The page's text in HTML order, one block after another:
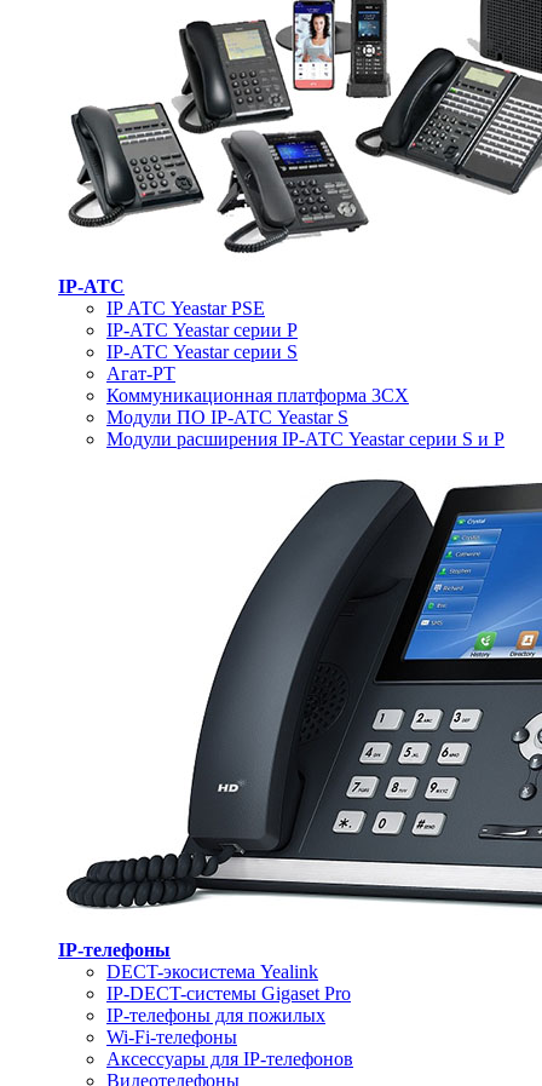
IP-АТС
IP АТС Yeastar PSE
IP-АТС Yeastar серии P
IP-АТС Yeastar серии S
Агат-РТ
Коммуникационная платформа 3CX
Модули ПО IP-АТС Yeastar S
Модули расширения IP-АТС Yeastar серии S и P
IP-телефоны
DECT-экосистема Yealink
IP-DECT-системы Gigaset Pro
IP-телефоны для пожилых
Wi-Fi-телефоны
Аксессуары для IP-телефонов
Видеотелефоны